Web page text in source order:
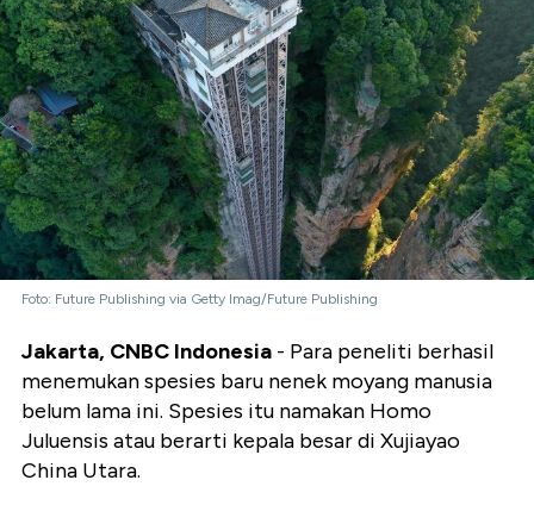
Foto: Future Publishing via Getty Imag/Future Publishing
Jakarta, CNBC Indonesia - Para peneliti berhasil
menemukan spesies baru nenek moyang manusia
belum lama ini. Spesies itu namakan Homo
Juluensis atau berarti kepala besar di Xujiayao
China Utara.